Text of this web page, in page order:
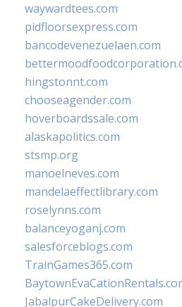
waywardtees.com
pidfloorsexpress.com
bancodevenezuelaen.com
hingstonnt.com
chooseagender.com
hoverboardssale.com
alaskapolitics.com
stsmp.org
manoelneves.com
mandelaeffectlibrary.com
roselynns.com
balanceyoganj.com
salesforceblogs.com
TrainGames365.com
JabalpurCakeDelivery.com